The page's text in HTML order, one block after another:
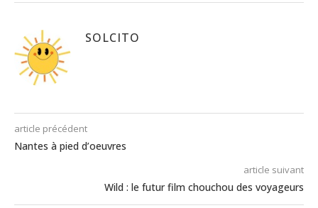
SOLCITO
article précédent
Nantes à pied d’oeuvres
article suivant
Wild : le futur film chouchou des voyageurs